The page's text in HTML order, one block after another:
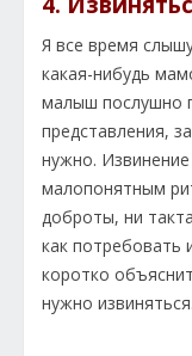
Я все время
какая-нибудь
малыш послушно
представления,
нужно.
малопонятным
доброты, ни
как потребовать
коротко
нужно извиняться.